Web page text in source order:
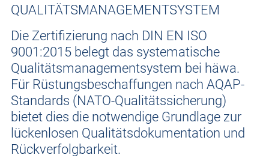
QUALITÄTSMANAGEMENTSYSTEM
Die Zertifizierung nach DIN EN ISO
9001:2015 belegt das systematische
Qualitätsmanagementsystem bei häwa.
Für Rüstungsbeschaffungen nach AQAP-
Standards (NATO-Qualitätssicherung)
bietet dies die notwendige Grundlage zur
lückenlosen Qualitätsdokumentation und
Rückverfolgbarkeit.